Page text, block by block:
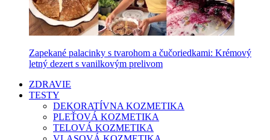
Zapekané palacinky s tvarohom a čučoriedkami: Krémový
letný dezert s vanilkovým prelivom
ZDRAVIE
TESTY
DEKORATÍVNA KOZMETIKA
PLEŤOVÁ KOZMETIKA
TELOVÁ KOZMETIKA